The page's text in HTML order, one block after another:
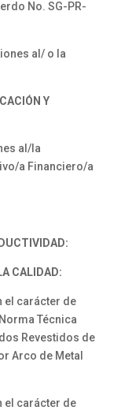
No. SG-PR-
al/ o la
Y
al/la
a Financiero/a
CALIDAD:
el carácter de
Técnica
Revestidos de
Arco de Metal
el carácter de